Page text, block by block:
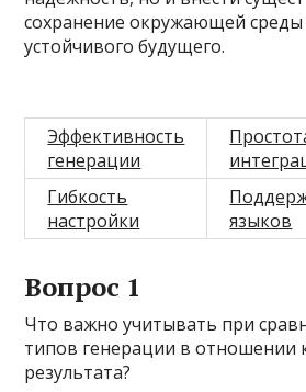
сохранение окружающей среды
устойчивого будущего.
Эффективность
генерации
Гибкость
настройки
языков
Вопрос 1
Что важно учитывать при
типов генерации в отношении
результата?